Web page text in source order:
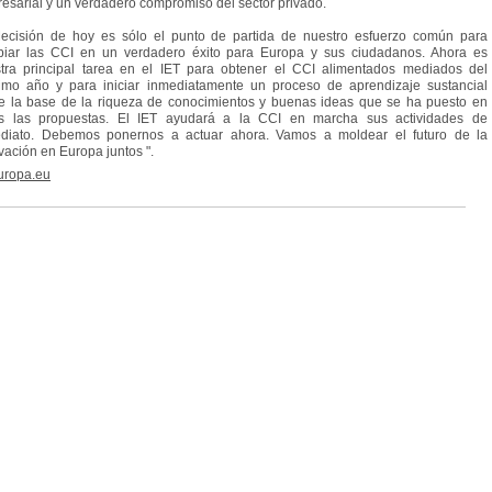
y un verdadero compromiso del sector privado.
de hoy es sólo el punto de partida de nuestro esfuerzo común para
las CCI en un verdadero éxito para Europa y sus ciudadanos. Ahora es
principal tarea en el IET para obtener el CCI alimentados mediados del
año y para iniciar inmediatamente un proceso de aprendizaje sustancial
la base de la riqueza de conocimientos y buenas ideas que se ha puesto en
las propuestas. El IET ayudará a la CCI en marcha sus actividades de
Debemos ponernos a actuar ahora. Vamos a moldear el futuro de la
en Europa juntos ".